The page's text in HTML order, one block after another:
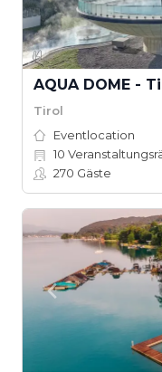
AQUA DOME -
Tirol
Eventlocation
10
270 Gäste